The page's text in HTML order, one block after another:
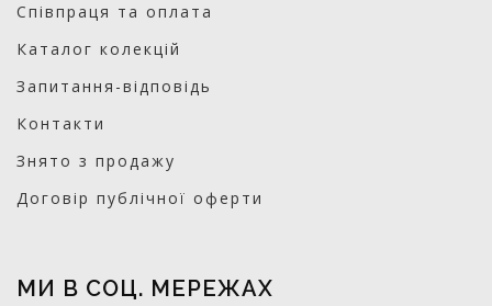
Співпраця та оплата
Каталог колекцій
Запитання-відповідь
Контакти
Знято з продажу
Договір публічної оферти
МИ В СОЦ. МЕРЕЖАХ